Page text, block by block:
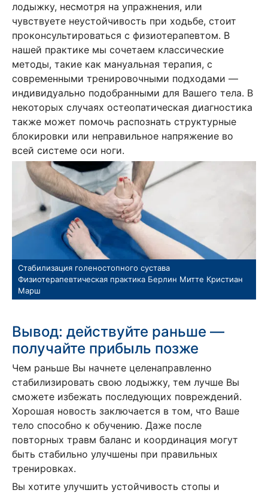
лодыжку, несмотря на упражнения, или
чувствуете неустойчивость при ходьбе, стоит
проконсультироваться с физиотерапевтом. В
нашей практике мы сочетаем классические
методы, такие как мануальная терапия, с
современными тренировочными подходами —
индивидуально подобранными для Вашего тела. В
некоторых случаях остеопатическая диагностика
также может помочь распознать структурные
блокировки или неправильное напряжение во
всей системе оси ноги.
Стабилизация голеностопного сустава
Физиотерапевтическая практика Берлин Митте Кристиан
Марш
Вывод: действуйте раньше —
получайте прибыль позже
Чем раньше Вы начнете целенаправленно
стабилизировать свою лодыжку, тем лучше Вы
сможете избежать последующих повреждений.
Хорошая новость заключается в том, что Ваше
тело способно к обучению. Даже после
повторных травм баланс и координация могут
быть стабильно улучшены при правильных
тренировках.
Вы хотите улучшить устойчивость стопы и